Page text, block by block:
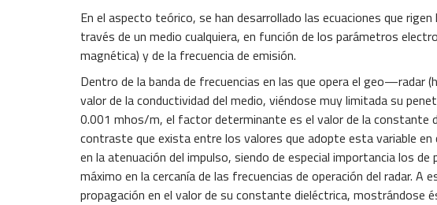
En el aspecto teórico, se han desarrollado las ecuaciones que
través de un medio cualquiera, en función de los parámetros
magnética) y de la frecuencia de emisión.
Dentro de la banda de frecuencias en las que opera el geo—radar
valor de la conductividad del medio, viéndose muy limitada su
0.001 mhos/m, el factor determinante es el valor de la constante
contraste que exista entre los valores que adopte esta variable
en la atenuación del impulso, siendo de especial importancia los
máximo en la cercanía de las frecuencias de operación del radar.
propagación en el valor de su constante dieléctrica, mostrándose